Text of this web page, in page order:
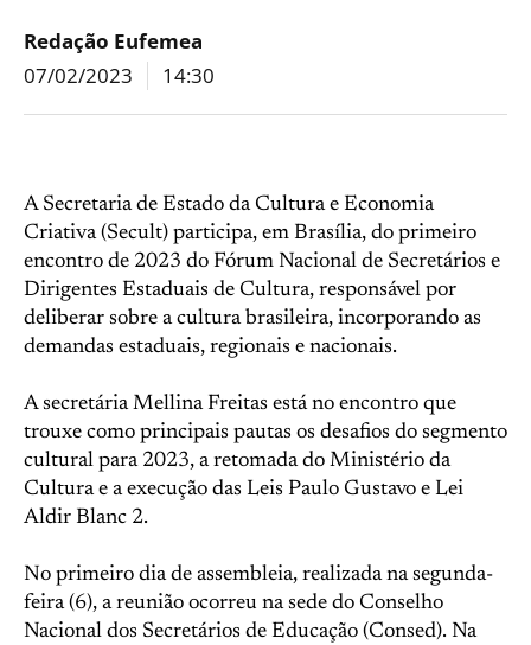
Redação Eufemea
07/02/2023
14:30
A Secretaria de Estado da Cultura e Economia
Criativa (Secult) participa, em Brasília, do primeiro
encontro de 2023 do Fórum Nacional de Secretários e
Dirigentes Estaduais de Cultura, responsável por
deliberar sobre a cultura brasileira, incorporando as
demandas estaduais, regionais e nacionais.
A secretária Mellina Freitas está no encontro que
trouxe como principais pautas os desafios do segmento
cultural para 2023, a retomada do Ministério da
Cultura e a execução das Leis Paulo Gustavo e Lei
Aldir Blanc 2.
No primeiro dia de assembleia, realizada na segunda-
feira (6), a reunião ocorreu na sede do Conselho
Nacional dos Secretários de Educação (Consed). Na